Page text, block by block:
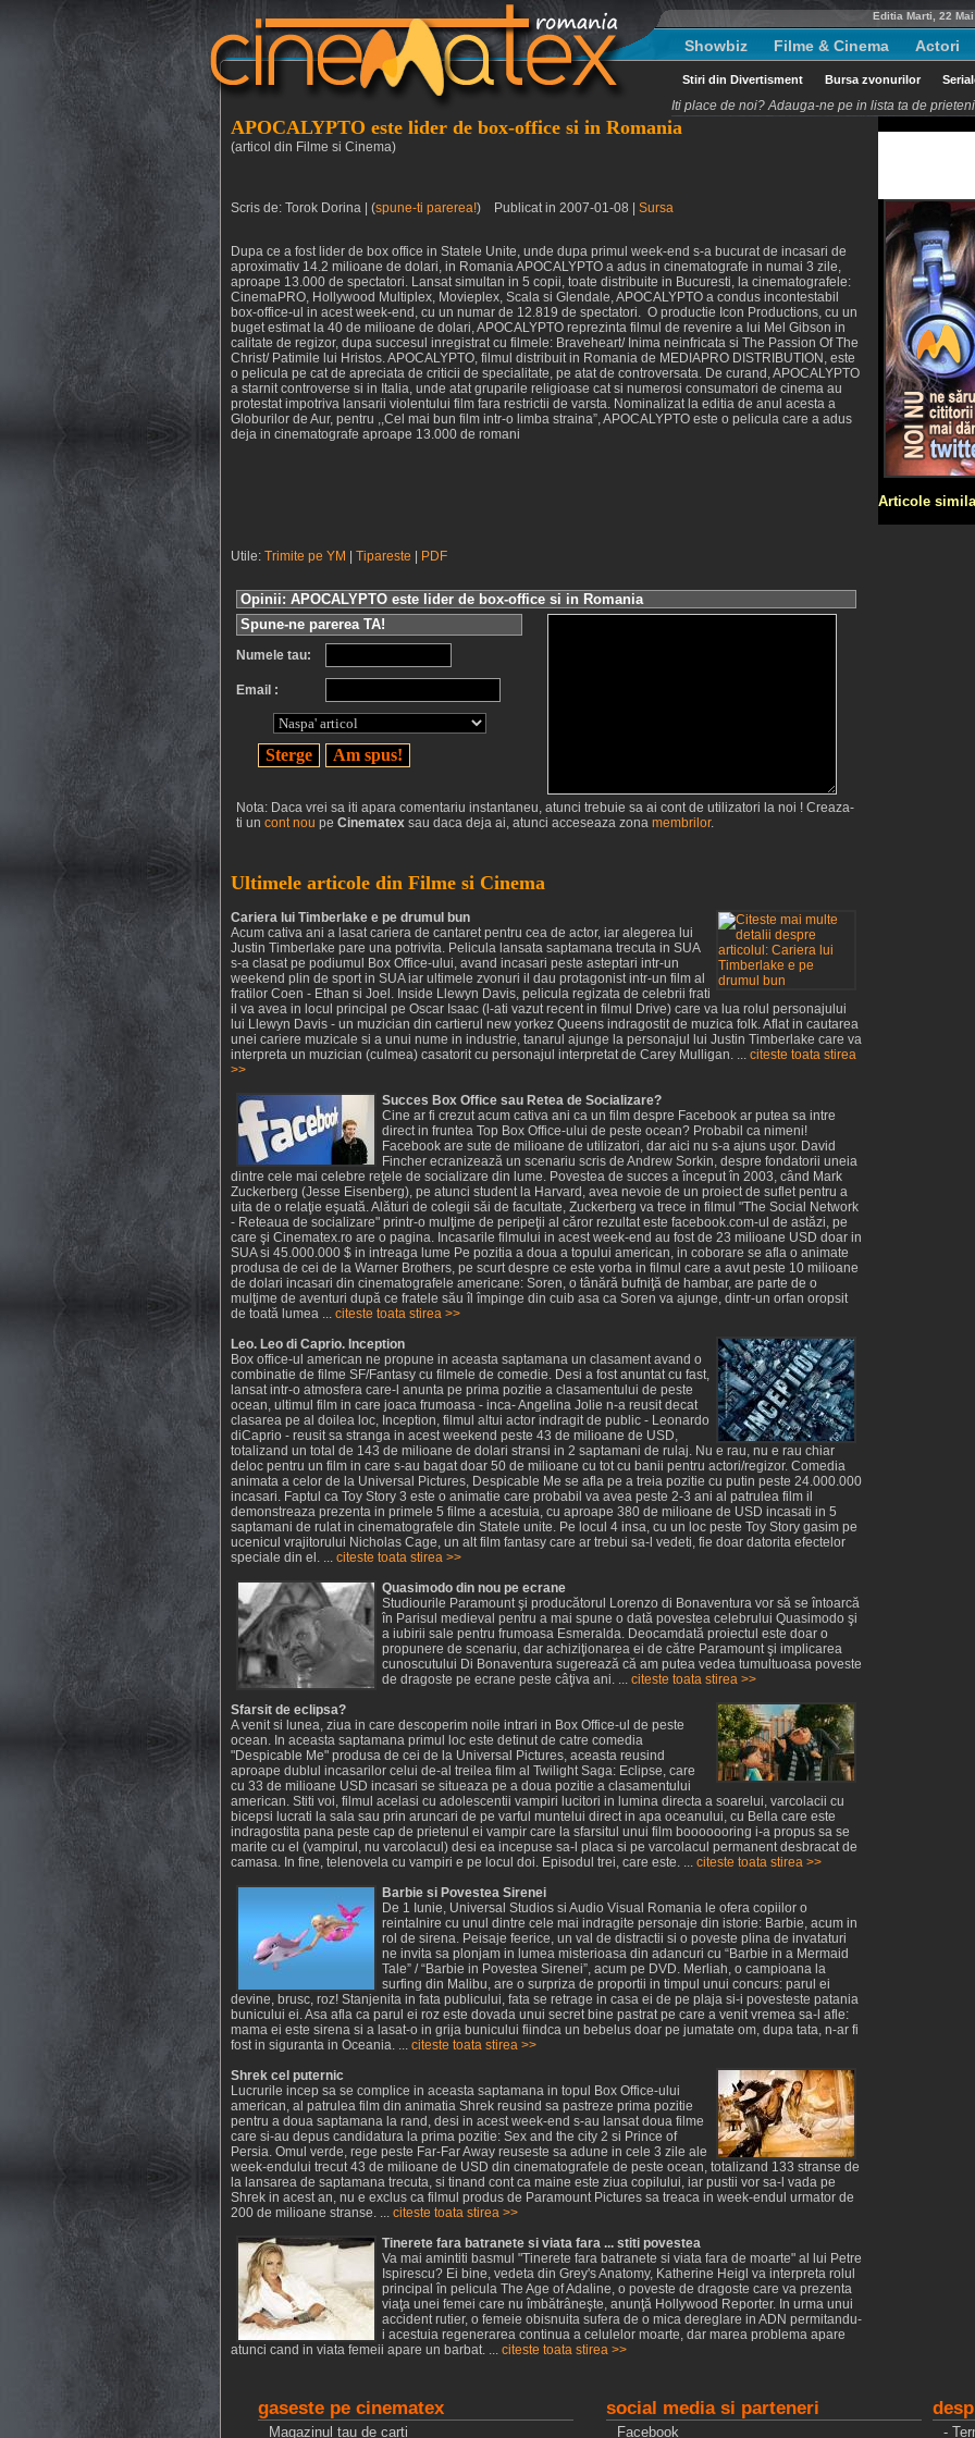
Editia Marti, 22
Showbiz Filme & Cinema Actori
Stiri din Divertisment Bursa zvonurilor
Iti place de noi? Adauga-ne pe in lista ta de
APOCALYPTO este lider de box-office si in Romania
(articol din Filme si Cinema)
Scris de: Torok Dorina | (spune-ti parerea!) Publicat in 2007-01-08 | Sursa
Dupa ce a fost lider de box office in Statele Unite, unde dupa primul week-end s-a bucurat de incasari de
aproximativ 14.2 milioane de dolari, in Romania APOCALYPTO a adus in cinematografe in numai 3 zile,
aproape 13.000 de spectatori. Lansat simultan in 5 copii, toate distribuite in Bucuresti, la cinematografele:
CinemaPRO, Hollywood Multiplex, Movieplex, Scala si Glendale, APOCALYPTO a condus incontestabil
box-office-ul in acest week-end, cu un numar de 12.819 de spectatori. O productie Icon Productions, cu un
buget estimat la 40 de milioane de dolari, APOCALYPTO reprezinta filmul de revenire a lui Mel Gibson in
calitate de regizor, dupa succesul inregistrat cu filmele: Braveheart/ Inima neinfricata si The Passion Of The
Christ/ Patimile lui Hristos. APOCALYPTO, filmul distribuit in Romania de MEDIAPRO DISTRIBUTION, este
o pelicula pe cat de apreciata de criticii de specialitate, pe atat de controversata. De curand, APOCALYPTO
a starnit controverse si in Italia, unde atat gruparile religioase cat si numerosi consumatori de cinema au
protestat impotriva lansarii violentului film fara restrictii de varsta. Nominalizat la editia de anul acesta a
Globurilor de Aur, pentru ,,Cel mai bun film intr-o limba straina”, APOCALYPTO este o pelicula care a adus
deja in cinematografe aproape 13.000 de romani
Utile: Trimite pe YM Tipareste PDF
Opinii: APOCALYPTO este lider de box-office si in Romania
Spune-ne parerea TA!
Numele tau:
Email :
Nota: Daca vrei sa iti apara comentariu instantaneu, atunci trebuie sa ai cont de utilizatori la noi ! Creaza-
ti un cont nou pe Cinematex sau daca deja ai, atunci acceseaza zona membrilor.
Ultimele articole din Filme si Cinema
Cariera lui Timberlake e pe drumul bun
Acum cativa ani a lasat cariera de cantaret pentru cea de actor, iar alegerea lui
Justin Timberlake pare una potrivita. Pelicula lansata saptamana trecuta in SUA
s-a clasat pe podiumul Box Office-ului, avand incasari peste asteptari intr-un
weekend plin de sport in SUA iar ultimele zvonuri il dau protagonist intr-un film al
fratilor Coen - Ethan si Joel. Inside Llewyn Davis, pelicula regizata de celebrii frati
il va avea in locul principal pe Oscar Isaac (l-ati vazut recent in filmul Drive) care va lua rolul personajului
lui Llewyn Davis - un muzician din cartierul new yorkez Queens indragostit de muzica folk. Aflat in cautarea
unei cariere muzicale si a unui nume in industrie, tanarul ajunge la personajul lui Justin Timberlake care va
interpreta un muzician (culmea) casatorit cu personajul interpretat de Carey Mulligan. ... citeste toata stirea
>>
Succes Box Office sau Retea de Socializare?
Cine ar fi crezut acum cativa ani ca un film despre Facebook ar putea sa intre
direct in fruntea Top Box Office-ului de peste ocean? Probabil ca nimeni!
Facebook are sute de milioane de utilizatori, dar aici nu s-a ajuns uşor. David
Fincher ecranizează un scenariu scris de Andrew Sorkin, despre fondatorii uneia
dintre cele mai celebre reţele de socializare din lume. Povestea de succes a început în 2003, când Mark
Zuckerberg (Jesse Eisenberg), pe atunci student la Harvard, avea nevoie de un proiect de suflet pentru a
uita de o relaţie eşuată. Alături de colegii săi de facultate, Zuckerberg va trece in filmul "The Social Network
- Reteaua de socializare" printr-o mulţime de peripeţii al căror rezultat este facebook.com-ul de astăzi, pe
care şi Cinematex.ro are o pagina. Incasarile filmului in acest week-end au fost de 23 milioane USD doar in
SUA si 45.000.000 $ in intreaga lume Pe pozitia a doua a topului american, in coborare se afla o animate
produsa de cei de la Warner Brothers, pe scurt despre ce este vorba in filmul care a avut peste 10 milioane
de dolari incasari din cinematografele americane: Soren, o tânără bufniţă de hambar, are parte de o
mulţime de aventuri după ce fratele său îl împinge din cuib asa ca Soren va ajunge, dintr-un orfan oropsit
de toată lumea ... citeste toata stirea >>
Leo. Leo di Caprio. Inception
Box office-ul american ne propune in aceasta saptamana un clasament avand o
combinatie de filme SF/Fantasy cu filmele de comedie. Desi a fost anuntat cu fast,
lansat intr-o atmosfera care-l anunta pe prima pozitie a clasamentului de peste
ocean, ultimul film in care joaca frumoasa - inca- Angelina Jolie n-a reusit decat
clasarea pe al doilea loc, Inception, filmul altui actor indragit de public - Leonardo
diCaprio - reusit sa stranga in acest weekend peste 43 de milioane de USD,
totalizand un total de 143 de milioane de dolari stransi in 2 saptamani de rulaj. Nu e rau, nu e rau chiar
deloc pentru un film in care s-au bagat doar 50 de milioane cu tot cu banii pentru actori/regizor. Comedia
animata a celor de la Universal Pictures, Despicable Me se afla pe a treia pozitie cu putin peste 24.000.000
incasari. Faptul ca Toy Story 3 este o animatie care probabil va avea peste 2-3 ani al patrulea film il
demonstreaza prezenta in primele 5 filme a acestuia, cu aproape 380 de milioane de USD incasati in 5
saptamani de rulat in cinematografele din Statele unite. Pe locul 4 insa, cu un loc peste Toy Story gasim pe
ucenicul vrajitorului Nicholas Cage, un alt film fantasy care ar trebui sa-l vedeti, fie doar datorita efectelor
speciale din el. ... citeste toata stirea >>
Quasimodo din nou pe ecrane
Studiourile Paramount şi producătorul Lorenzo di Bonaventura vor să se întoarcă
în Parisul medieval pentru a mai spune o dată povestea celebrului Quasimodo şi
a iubirii sale pentru frumoasa Esmeralda. Deocamdată proiectul este doar o
propunere de scenariu, dar achiziţionarea ei de către Paramount şi implicarea
cunoscutului Di Bonaventura sugerează că am putea vedea tumultuoasa poveste
de dragoste pe ecrane peste câţiva ani. ... citeste toata stirea >>
Sfarsit de eclipsa?
A venit si lunea, ziua in care descoperim noile intrari in Box Office-ul de peste
ocean. In aceasta saptamana primul loc este detinut de catre comedia
"Despicable Me" produsa de cei de la Universal Pictures, aceasta reusind
aproape dublul incasarilor celui de-al treilea film al Twilight Saga: Eclipse, care
cu 33 de milioane USD incasari se situeaza pe a doua pozitie a clasamentului
american. Stiti voi, filmul acelasi cu adolescentii vampiri lucitori in lumina directa a soarelui, varcolacii cu
bicepsi lucrati la sala sau prin aruncari de pe varful muntelui direct in apa oceanului, cu Bella care este
indragostita pana peste cap de prietenul ei vampir care la sfarsitul unui film booooooring i-a propus sa se
marite cu el (vampirul, nu varcolacul) desi ea incepuse sa-l placa si pe varcolacul permanent desbracat de
camasa. In fine, telenovela cu vampiri e pe locul doi. Episodul trei, care este. ... citeste toata stirea >>
Barbie si Povestea Sirenei
De 1 Iunie, Universal Studios si Audio Visual Romania le ofera copiilor o
reintalnire cu unul dintre cele mai indragite personaje din istorie: Barbie, acum in
rol de sirena. Peisaje feerice, un val de distractii si o poveste plina de invataturi
ne invita sa plonjam in lumea misterioasa din adancuri cu “Barbie in a Mermaid
Tale” / “Barbie in Povestea Sirenei”, acum pe DVD. Merliah, o campioana la
surfing din Malibu, are o surpriza de proportii in timpul unui concurs: parul ei
devine, brusc, roz! Stanjenita in fata publicului, fata se retrage in casa ei de pe plaja si-i povesteste patania
bunicului ei. Asa afla ca parul ei roz este dovada unui secret bine pastrat pe care a venit vremea sa-l afle:
mama ei este sirena si a lasat-o in grija bunicului fiindca un bebelus doar pe jumatate om, dupa tata, n-ar fi
fost in siguranta in Oceania. ... citeste toata stirea >>
Shrek cel puternic
Lucrurile incep sa se complice in aceasta saptamana in topul Box Office-ului
american, al patrulea film din animatia Shrek reusind sa pastreze prima pozitie
pentru a doua saptamana la rand, desi in acest week-end s-au lansat doua filme
care si-au depus candidatura la prima pozitie: Sex and the city 2 si Prince of
Persia. Omul verde, rege peste Far-Far Away reuseste sa adune in cele 3 zile ale
week-endului trecut 43 de milioane de USD din cinematografele de peste ocean, totalizand 133 stranse de
la lansarea de saptamana trecuta, si tinand cont ca maine este ziua copilului, iar pustii vor sa-l vada pe
Shrek in acest an, nu e exclus ca filmul produs de Paramount Pictures sa treaca in week-endul urmator de
200 de milioane stranse. ... citeste toata stirea >>
Tinerete fara batranete si viata fara ... stiti povestea
Va mai amintiti basmul "Tinerete fara batranete si viata fara de moarte" al lui Petre
Ispirescu? Ei bine, vedeta din Grey's Anatomy, Katherine Heigl va interpreta rolul
principal în pelicula The Age of Adaline, o poveste de dragoste care va prezenta
viaţa unei femei care nu îmbătrâneşte, anunţă Hollywood Reporter. In urma unui
accident rutier, o femeie obisnuita sufera de o mica dereglare in ADN permitandu-
i acestuia regenerarea continua a celulelor moarte, dar marea problema apare
atunci cand in viata femeii apare un barbat. ... citeste toata stirea >>
Articole
gaseste pe cinematex
Magazinul tau de carti -
social media si parteneri
Facebook